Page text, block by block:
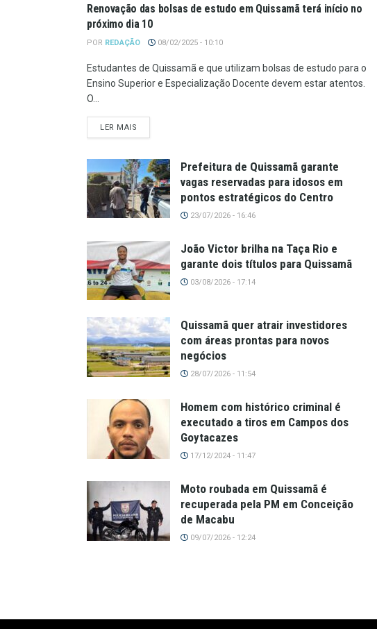
Renovação das bolsas de estudo em Quissamã terá início no
próximo dia 10
POR REDAÇÃO 08/02/2025 - 10:10
Estudantes de Quissamã e que utilizam bolsas de estudo para o
Ensino Superior e Especialização Docente devem estar atentos.
O...
LER MAIS
Prefeitura de Quissamã garante
vagas reservadas para idosos em
pontos estratégicos do Centro
23/07/2026 - 16:46
João Victor brilha na Taça Rio e
garante dois títulos para Quissamã
03/08/2026 - 17:14
Quissamã quer atrair investidores
com áreas prontas para novos
negócios
28/07/2026 - 11:54
Homem com histórico criminal é
executado a tiros em Campos dos
Goytacazes
17/12/2024 - 11:47
Moto roubada em Quissamã é
recuperada pela PM em Conceição
de Macabu
09/07/2026 - 12:24